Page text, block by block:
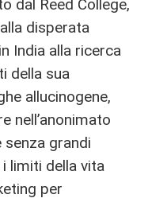
dal Reed College,
disperata
India alla ricerca
della sua
allucinogene,
nell’anonimato
grandi
limiti della vita
per